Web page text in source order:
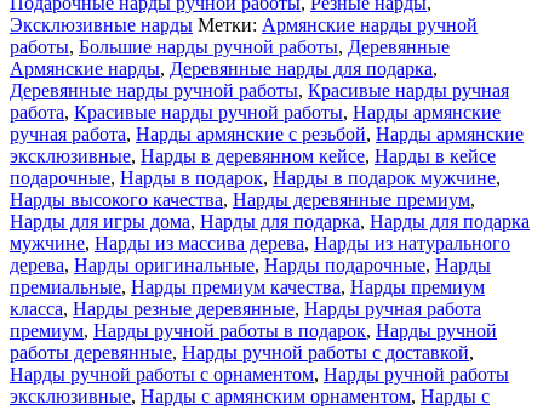
Симонян
Армения
Эксклюзивные нарды Метки: Армянские нарды ручной
работы, Большие нарды ручной работы, Деревянные
Армянские нарды, Деревянные нарды для подарка,
Деревянные нарды ручной работы, Красивые нарды ручная
работа, Красивые нарды ручной работы, Нарды армянские
ручная работа, Нарды армянские с резьбой, Нарды армянские
эксклюзивные, Нарды в деревянном кейсе, Нарды в кейсе
подарочные, Нарды в подарок, Нарды в подарок мужчине,
Нарды высокого качества, Нарды деревянные премиум,
Нарды для игры дома, Нарды для подарка, Нарды для подарка
мужчине, Нарды из массива дерева, Нарды из натурального
дерева, Нарды оригинальные, Нарды подарочные, Нарды
премиальные, Нарды премиум качества, Нарды премиум
класса, Нарды резные деревянные, Нарды ручная работа
премиум, Нарды ручной работы в подарок, Нарды ручной
работы деревянные, Нарды ручной работы с доставкой,
Нарды ручной работы с орнаментом, Нарды ручной работы
эксклюзивные, Нарды с армянским орнаментом, Нарды с